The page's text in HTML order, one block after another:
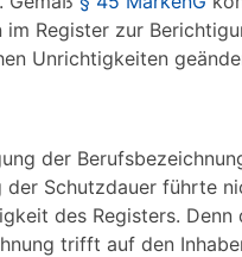
im Register zur
Unrichtigkeiten
der
der Schutzdauer führte
des Registers. Denn
trifft auf den